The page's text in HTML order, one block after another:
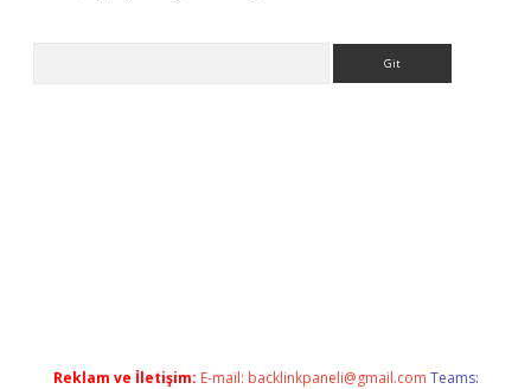
Reklam ve İletişim: E-mail: backlinkpaneli@gmail.com Teams: